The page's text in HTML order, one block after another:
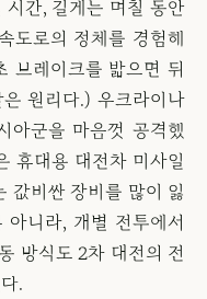
시간, 길게는 며칠 동안
도로의 정체를 경험해
브레이크를 밟으면 뒤
원리다.) 우크라이나
아군을 마음껏 공격했
휴대용 대전차 미사일
값비싼 장비를 많이 잃
니라, 개별 전투에서
방식도 2차 대전의 전
.